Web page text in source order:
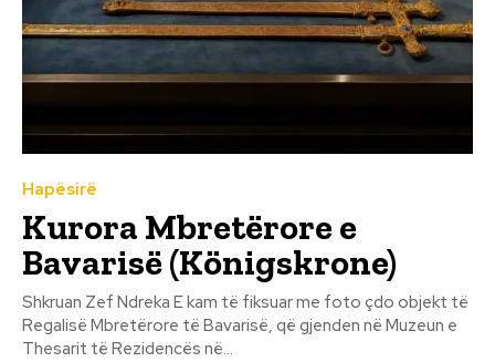
Hapësirë
Kurora Mbretërore e
Bavarisë (Königskrone)
Shkruan Zef Ndreka E kam të fiksuar me foto çdo objekt të
Regalisë Mbretërore të Bavarisë, që gjenden në Muzeun e
Thesarit të Rezidencës në...